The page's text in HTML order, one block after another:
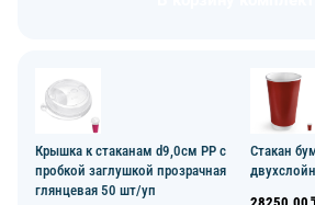
Крышка к стаканам d9,0см PP с
пробкой заглушкой прозрачная
глянцевая 50 шт/уп
Стакан